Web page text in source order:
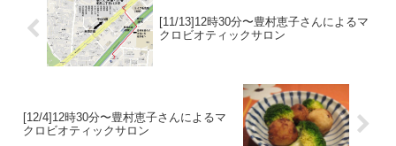
[11/13]12時30分〜豊村恵子さんによるマ
クロビオティックサロン
[12/4]12時30分〜豊村恵子さんによるマ
クロビオティックサロン